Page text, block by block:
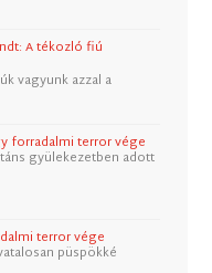
A tékozló fiú
vagyunk azzal a
forradalmi terror vége
gyülekezetben adott
terror vége
püspökké